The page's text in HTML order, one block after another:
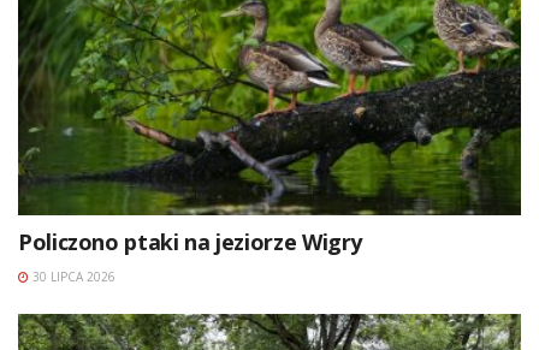
Policzono ptaki na jeziorze Wigry
30 LIPCA 2026